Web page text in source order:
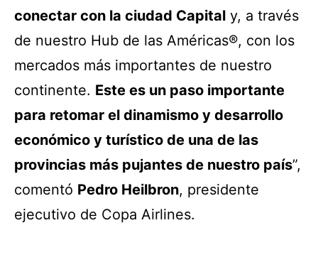
conectar con la ciudad Capital y, a través
de nuestro Hub de las Américas®, con los
mercados más importantes de nuestro
continente. Este es un paso importante
para retomar el dinamismo y desarrollo
económico y turístico de una de las
provincias más pujantes de nuestro país”,
comentó Pedro Heilbron, presidente
ejecutivo de Copa Airlines.